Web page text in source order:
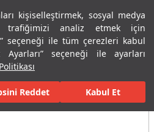
kişiselleştirmek, sosyal medya
trafiğimizi analiz etmek için
seçeneği ile tüm çerezleri kabul
Ayarları” seçeneği ile ayarları
Reddet Kabul Et
Menü
İçi Alanlar Mutfak Seramikleri